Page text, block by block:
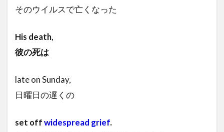
そのウイルスで亡くなった
His death,
彼の死は
late on Sunday,
日曜日の遅くの
set offwidespread grief.